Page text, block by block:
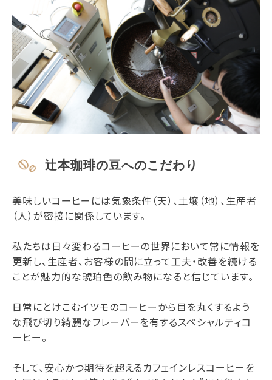
辻本珈琲の豆へのこだわり
美味しいコーヒーには気象条件（天）、土壌（地）、生産者
（人）が密接に関係しています。
私たちは日々変わるコーヒーの世界において常に情報を
更新し、生産者、お客様の間に立って工夫・改善を続ける
ことが魅力的な琥珀色の飲み物になると信じています。
日常にとけこむイツモのコーヒーから目を丸くするよう
な飛び切り綺麗なフレーバーを有するスペシャルティコ
ーヒー。
そして、安心かつ期待を超えるカフェインレスコーヒーを